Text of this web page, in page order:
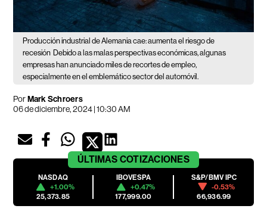
Producción industrial de Alemania cae: aumenta el riesgo de
recesión Debido a las malas perspectivas económicas, algunas
empresas han anunciado miles de recortes de empleo,
especialmente en el emblemático sector del automóvil.
PorMark Schroers
06 de diciembre, 2024 | 10:30 AM
ÚLTIMAS COTIZACIONES
NASDAQ
+1.00%
25,373.85
IBOVESPA
+0.47%
177,999.00
S&P/BMV IPC
-0.53%
66,936.99